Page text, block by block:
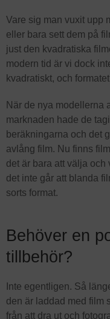
Vare sig man vuxit upp
eller bara sett dem på
just den kvadratiska
modern tid är vi dock
kvadratiskt, och
När de nya modellerna
marknaden hade de
beräkningarna och det
avlång film. Nu finns
det är bara att välja och
det inte går att blanda
sorts format.
Behöver en
tillbehör?
Inte egentligen. Så
den är laddad med film
från att dra ut och